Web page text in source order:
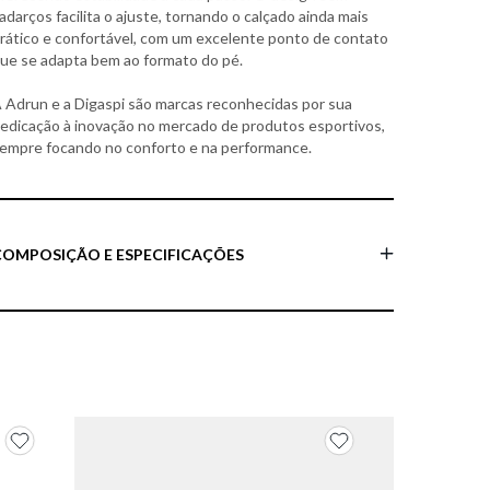
facilita o ajuste, tornando o calçado ainda mais
e confortável, com um excelente ponto de contato
se adapta bem ao formato do pé.
Adrun e a Digaspi são marcas reconhecidas por sua
à inovação no mercado de produtos esportivos,
focando no conforto e na performance.
E ESPECIFICAÇÕES